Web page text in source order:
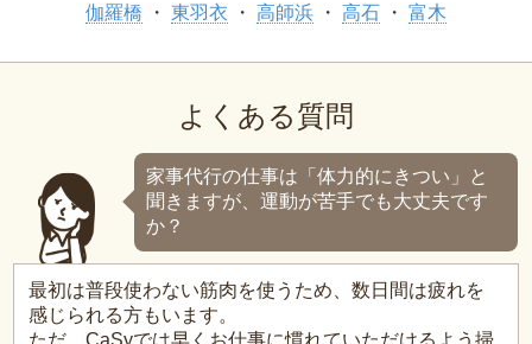
伽羅橋 東羽衣 高師浜 高石 富木
よくある質問
家事代行の仕事は「体力的にきつい」と
聞きますが、運動が苦手でも大丈夫です
か？
最初は普段使わない筋肉を使うため、数日間は疲れを
感じられる方もいます。
ただ、CaSyでは早くお仕事に慣れていただけるよう掃